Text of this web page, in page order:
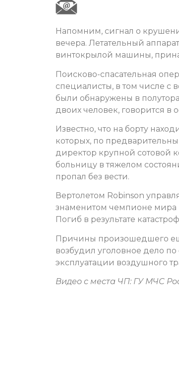
Напомним, сигнал о
вечера. Летательный
винтокрылой машины,
Поисково-спасательная
специалисты, в том числе с
были обнаружены в
двоих человек, говорится
Известно, что на борту
которых, по
директор крупной сотовой
больницу в тяжелом
пропал без вести.
Вертолетом Robinson
знаменитом чемпионе мира
Погиб в результате
Причины произошедшего
возбудил уголовное дело
эксплуатации воздушного
Видео с места ЧП: ГУ МЧС